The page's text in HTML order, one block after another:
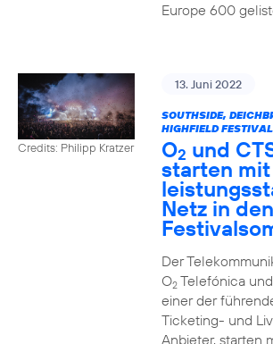
Europe 600
Credits: Philipp Kratzer
13. Juni 2022
SOUTHSIDE,
HIGHFIELD
O2 und
starten mit
Netz in den
Der
O2Telefónica und
einer der
Ticketing- und
Anbieter, starten